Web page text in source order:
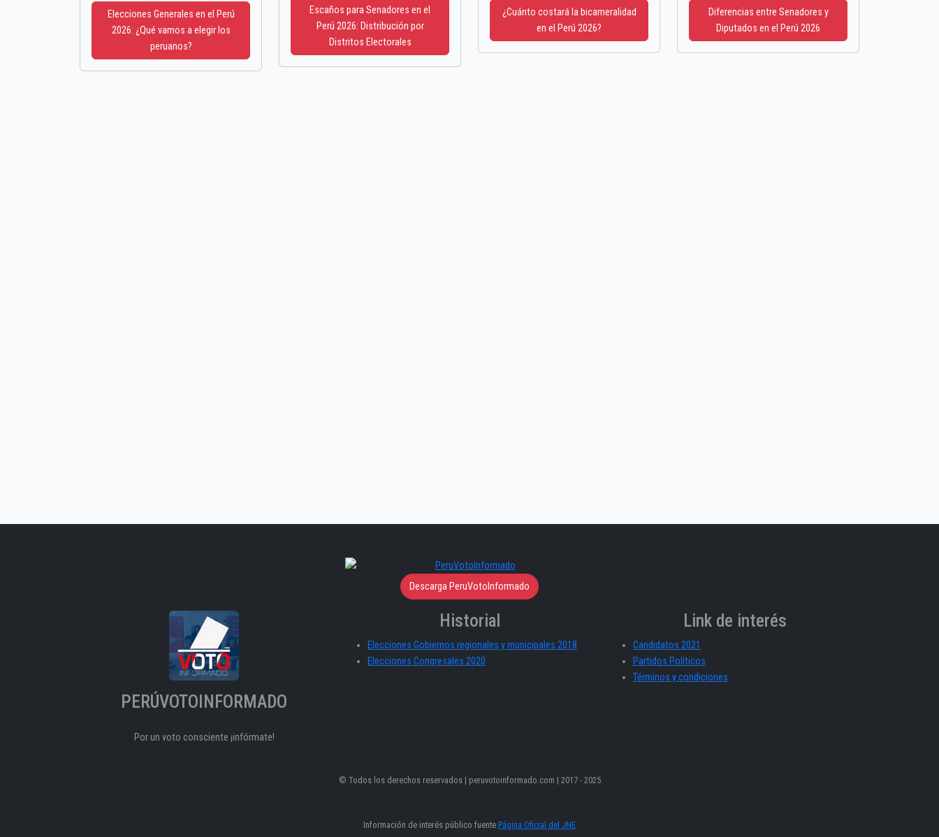
Elecciones Generales en el Perú
2026: ¿Qué vamos a elegir los
peruanos?
Escaños para Senadores en el
Perú 2026: Distribución por
Distritos Electorales
¿Cuánto costará la bicameralidad
en el Perú 2026?
Diferencias entre Senadores y
Diputados en el Perú 2026
Descarga PeruVotoInformado
PERÚVOTOINFORMADO
Por un voto consciente ¡infórmate!
Historial
Elecciones Gobiernos regionales y municipales 2018
Elecciones Congresales 2020
Link de interés
Candidatos 2021
Partidos Políticos
Términos y condiciones
© Todos los derechos reservados | peruvotoinformado.com | 2017 - 2025
Información de interés público fuente Página Oficial del JNE